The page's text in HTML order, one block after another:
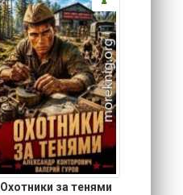
Охотники за тенями